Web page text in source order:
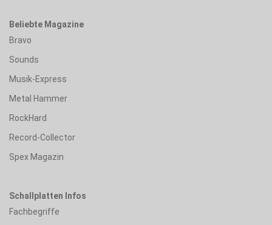
Beliebte Magazine
Bravo
Sounds
Musik-Express
Metal Hammer
RockHard
Record-Collector
Spex Magazin
Schallplatten Infos
Fachbegriffe